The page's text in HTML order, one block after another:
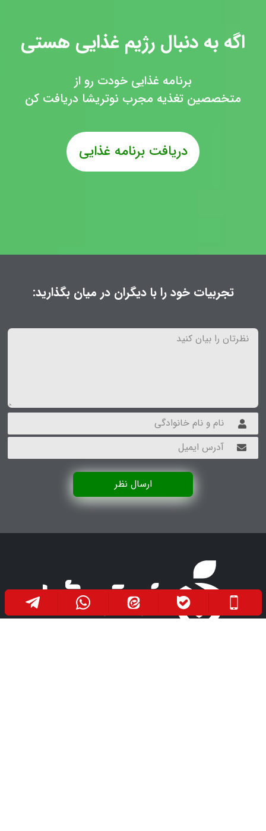
اگه به دنبال رژیم غذایی هستی
برنامه غذایی خودت رو از
متخصصین تغذیه مجرب نوتریشا دریافت کن
دریافت برنامه غذایی
تجربیات خود را با دیگران در میان بگذارید:
ارسال نظر